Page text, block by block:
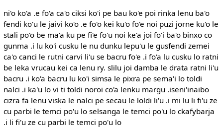
ni'o ko'a .e fo'a ca'o ciksi ko'i pe bau ko'e poi rinka lenu ba'o
fendi ko'u le jaivi ko'o .e fo'o kei ku'o fo'e noi puzi jorne ku'o le
stali po'o be ma'a ku pe fi'e fo'u noi ke'a joi fo'i ba'o binxo co
gunma .i lu ko'i cusku le nu dunku lepu'u le gusfendi zemei
ca'o canci le rutni carvi li'u se bacru fo'e .i fo'a lu cusku lo ratni
be leka vrucau kei ca lenu ry. slilu joi damba le drata ratni li'u
bacru .i ko'a bacru lu ko'i simsa le pixra pe sema'i lo toldi
nalci .i ka'u lo vi ti toldi noroi co'a lenku margu .iseni'inaibo
cizra fa lenu viska le nalci pe secau le loldi li'u .i mi lu li fi'u ze
cu parbi le temci po'u lo selsanga le temci po'u lo ckafybarja
.i li fi'u ze cu parbi le temci po'u lo